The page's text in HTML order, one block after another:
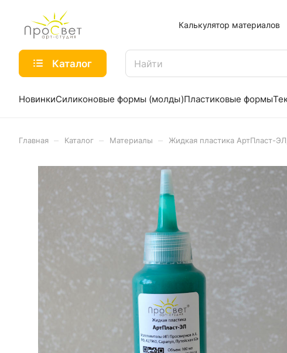
Калькулятор материалов
Каталог
НовинкиСиликоновые формы (молды)Пластиковые формы
Главная Каталог Материалы Жидкая пластика АртПласт-